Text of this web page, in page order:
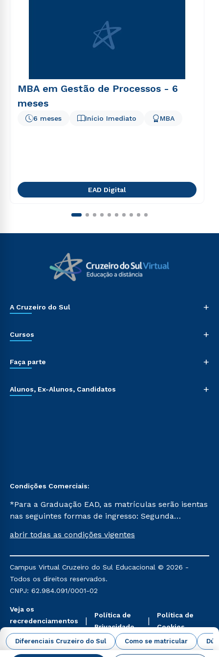
Diferenciais Cruzeiro do Sul Como se matricular
MBA em Gestão de Processos - 6
meses
Início Imediato
6 meses MBA
EAD Digital
A Cruzeiro do Sul +
Cursos +
Faça parte +
Alunos, Ex-Alunos, Candidatos +
Condições Comerciais:
*Para a Graduação EAD, as matrículas serão isentas
nas seguintes formas de ingresso: Segunda
Já para as demais, a taxa de matrícula será de R$
mencionadas são referentes aos cursos: Ensino
Religioso, Geografia para a Docência e Metodologia
do Ensino de História: Questões Atuais.
abrir todas as condições vigentes
Campus Virtual Cruzeiro do Sul Educacional © 2026 -
Todos os direitos reservados.
CNPJ: 62.984.091/0001-02
Veja os
recredenciamentos
aqui
Política de
Privacidade
Política de
Cookies